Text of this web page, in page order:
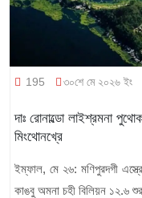
195 ৩০শে মে ২০২৬ ইং
দাঃ রোনাল্ডো লাইশ্রমনা
মিংথোনখ্রে
ইম্ফাল, মে ২৬: মণিপুরদগী
কাঙবু অমনা চহী বিলিয়ন ১২.৬